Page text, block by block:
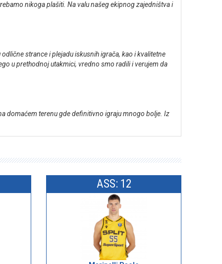
nikoga plašiti. Na valu našeg ekipnog zajedništva i
strance i plejadu iskusnih igrača, kao i kvalitetne
u prethodnoj utakmici, vredno smo radili i verujem da
domaćem terenu gde definitivno igraju mnogo bolje. Iz
ASS: 12